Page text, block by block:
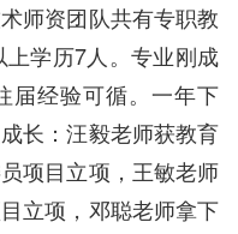
师资团队共有专职教
学历7人。专业刚成
届经验可循。一年下
长：汪毅老师获教育
项目立项，王敏老师
立项，邓聪老师拿下